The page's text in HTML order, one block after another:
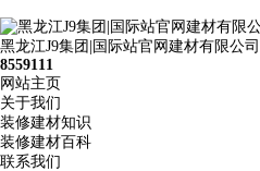
黑龙江J9集团|国际站官网建材有限公
8559111
网站主页
关于我们
装修建材知识
装修建材百科
联系我们